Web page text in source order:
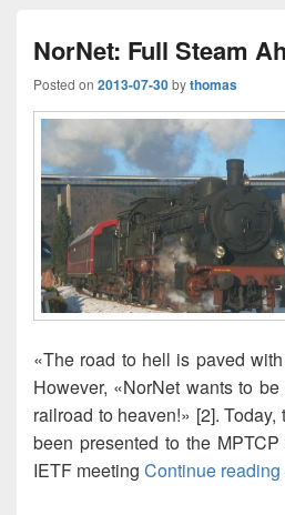
NorNet: Full Steam
Posted on 2013-07-30bythomas
«The road to hell is paved
However, «NorNet wants to
railroad to heaven!» [2].
been presented to the
IETF meeting Continue reading